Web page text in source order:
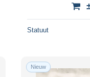
Statuut
Nieuw